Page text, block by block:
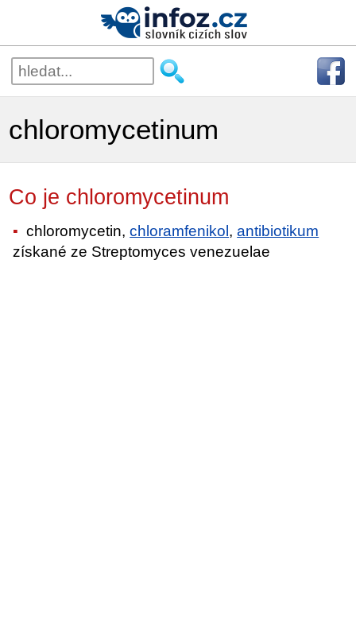
chloromycetinum
Co je chloromycetinum
chloromycetin,chloramfenikol,antibiotikum
získané ze Streptomyces venezuelae